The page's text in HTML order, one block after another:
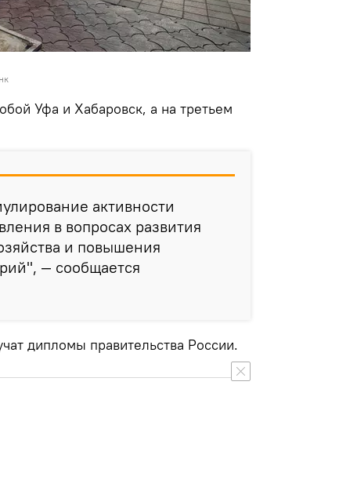
Уфа и Хабаровск, а на третьем
активности
в вопросах развития
и повышения
— сообщается
дипломы правительства России.